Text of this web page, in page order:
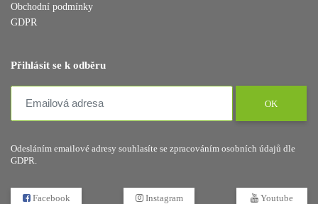
Obchodní podmínky
GDPR
Přihlásit se k odběru
OK
Odesláním emailové adresy souhlasíte se zpracováním osobních údajů dle
GDPR.
Facebook Instagram Youtube